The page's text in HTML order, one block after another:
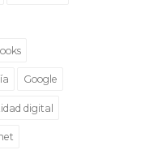
Google
digital